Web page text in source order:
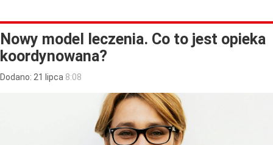
Nowy model leczenia. Co to jest opieka
koordynowana?
Dodano: 21 lipca 8:08